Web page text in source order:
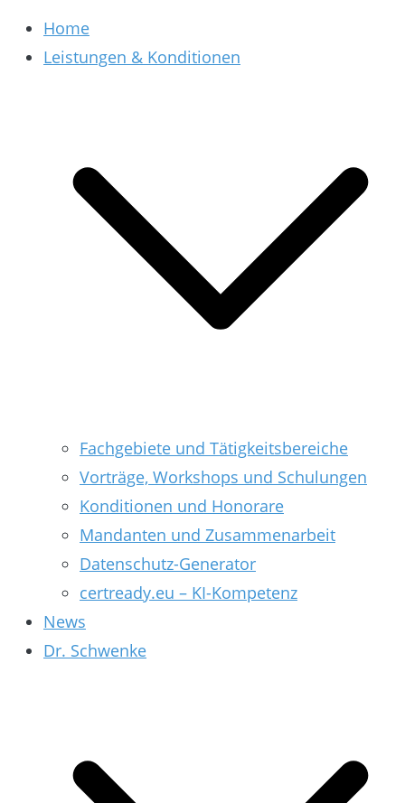
Home
Leistungen & Konditionen
Fachgebiete und Tätigkeitsbereiche
Vorträge, Workshops und Schulungen
Konditionen und Honorare
Mandanten und Zusammenarbeit
Datenschutz-Generator
certready.eu – KI-Kompetenz
News
Dr. Schwenke